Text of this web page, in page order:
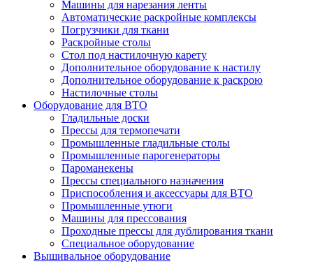
Машины для нарезания ленты
Автоматические раскройные комплексы
Погрузчики для ткани
Раскройные столы
Стол под настилочную карету
Дополнительное оборудование к настилу
Дополнительное оборудование к раскрою
Настилочные столы
Оборудование для ВТО
Гладильные доски
Прессы для термопечати
Промышленные гладильные столы
Промышленные парогенераторы
Пароманекены
Прессы специального назначения
Приспособления и аксессуары для ВТО
Промышленные утюги
Машины для прессования
Проходные прессы для дублирования ткани
Специальное оборудование
Вышивальное оборудование